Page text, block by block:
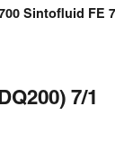
Sintofluid FE
7/1